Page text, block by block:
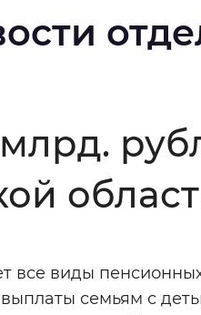
засечек С
Монохромный
Включены
млрд.
все виды
семьям с